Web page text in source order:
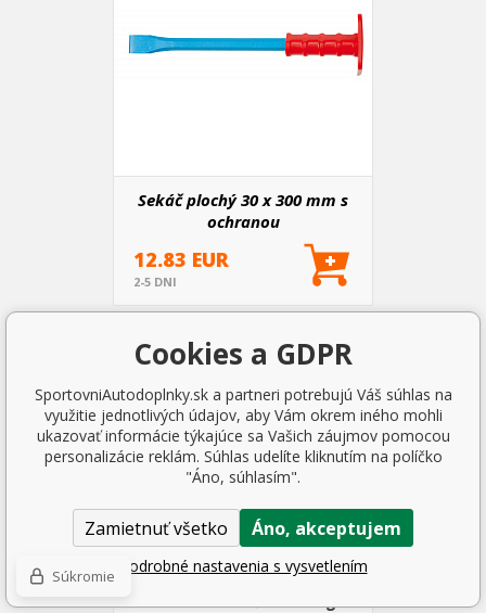
Sekáč plochý 30 x 300 mm s
ochranou
12.83 EUR
2-5 DNI
Kladivo zámečnické 2 kg
Cookies a GDPR
SportovniAutodoplnky.sk a partneri potrebujú Váš súhlas na
využitie jednotlivých údajov, aby Vám okrem iného mohli
ukazovať informácie týkajúce sa Vašich záujmov pomocou
personalizácie reklám. Súhlas udelíte kliknutím na políčko
"Áno, súhlasím".
Zamietnuť všetko Áno, akceptujem
Podrobné nastavenia s vysvetlením
Súkromie